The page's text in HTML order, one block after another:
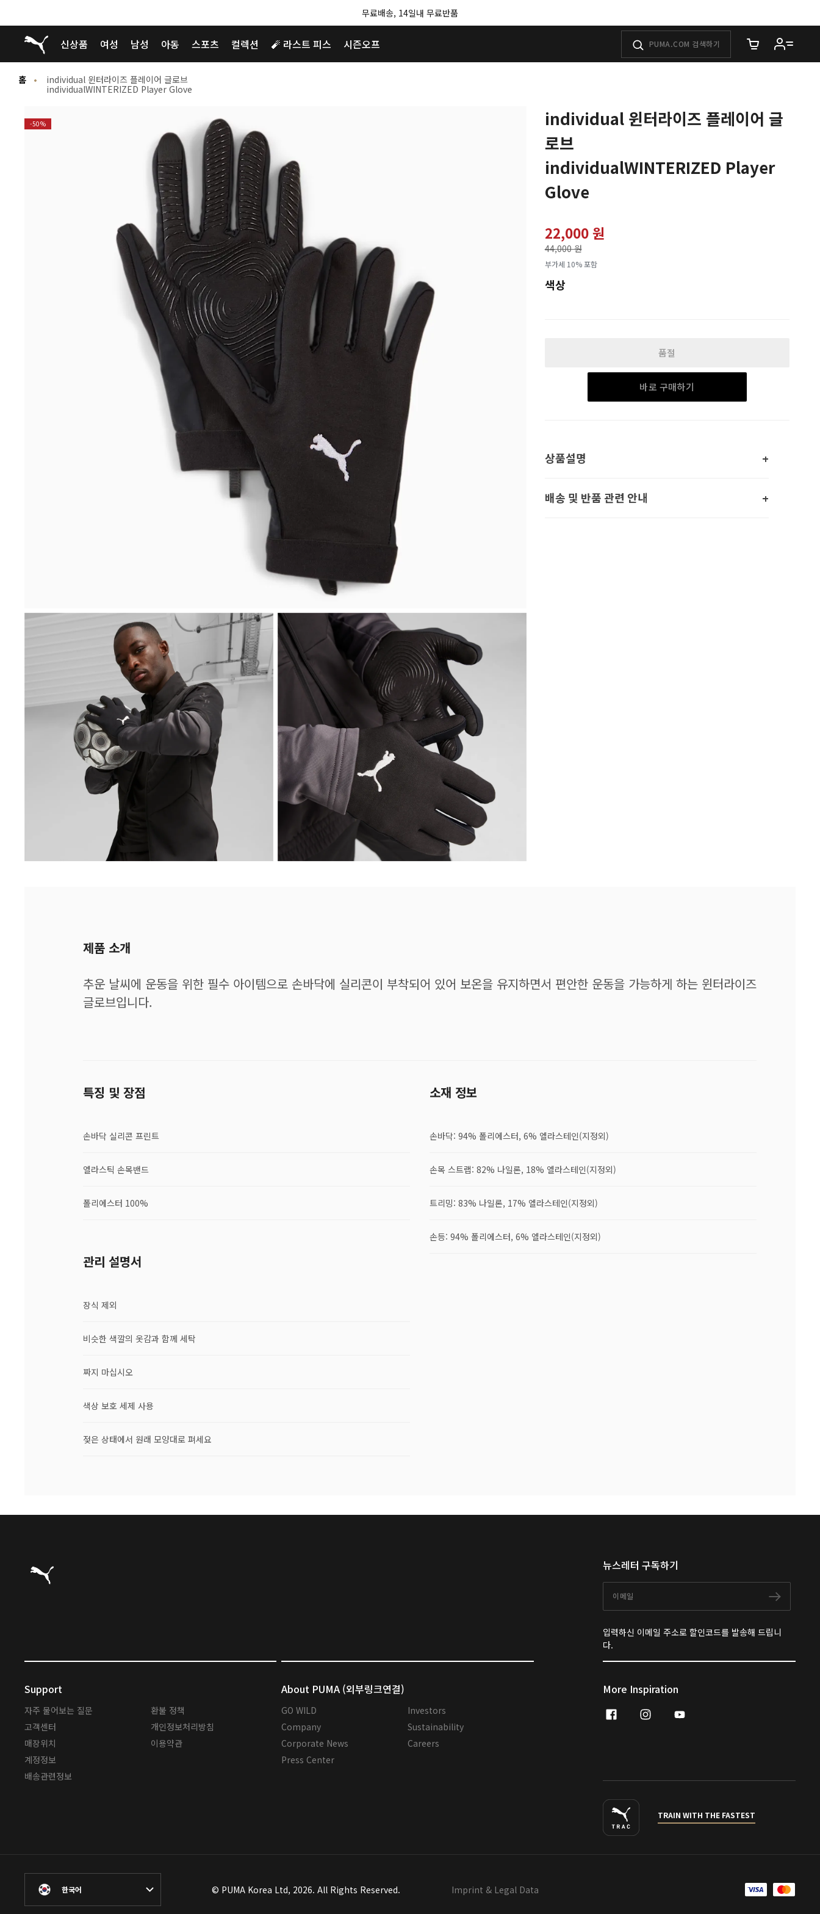
무료배송, 14일내 무료반품
푸마 홈
신상품 여성 남성 아동 스포츠 컬렉션 🧨 라스트 피스 시즌오프 장바구니에 담은
홈
individual 윈터라이즈 플레이어 글로브
individualWINTERIZED Player Glove
-50%
individual 윈터라이즈 플레이어 글
로브
individualWINTERIZED Player
Glove
22,000 원
44,000 원
로
부가세 10% 포함
색상
품절
바로 구매하기
상품설명
배송 및 반품 관련 안내
제품 소개
추운 날씨에 운동을 위한 필수 아이템으로 손바닥에 실리콘이 부착되어 있어 보온을 유지하면서 편안한 운동을 가능하게 하는 윈터라이즈
글로브입니다.
특징 및 장점
손바닥 실리콘 프린트
엘라스틱 손목밴드
폴리에스터 100%
소재 정보
손바닥: 94% 폴리에스터, 6% 엘라스테인(지정외)
손목 스트랩: 82% 나일론, 18% 엘라스테인(지정외)
트리밍: 83% 나일론, 17% 엘라스테인(지정외)
손등: 94% 폴리에스터, 6% 엘라스테인(지정외)
관리 설명서
장식 제외
비슷한 색깔의 옷감과 함께 세탁
짜지 마십시오
색상 보호 세제 사용
젖은 상태에서 원래 모양대로 펴세요
푸마 홈
뉴스레터 구독하기
구독하
입력하신 이메일 주소로 할인코드를 발송해 드립니
다.
Support
자주 물어보는 질문
고객센터
매장위치
계정정보
배송관련정보
환불 정책
개인정보처리방침
이용약관
About PUMA (외부링크연결)
GO WILD
Company
Corporate News
Press Center
Investors
Sustainability
Careers
More Inspiration
facebookinstagram
youtube
TRAIN WITH THE FASTEST
한국어 © PUMA Korea Ltd, 2026. All Rights Reserved. Imprint & Legal Data